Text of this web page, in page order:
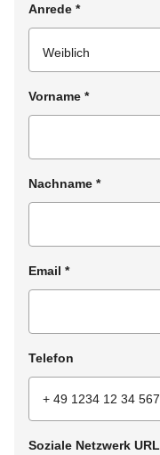
Anrede *
Vorname *
Nachname *
Email *
Telefon
Soziale Netzwerk URL